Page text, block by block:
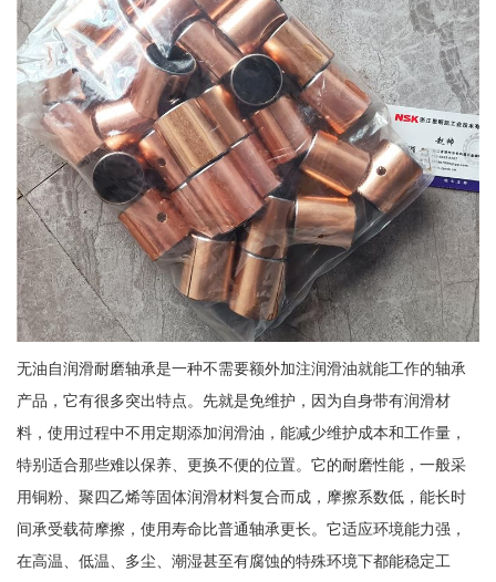
无油自润滑耐磨轴承是一种不需要额外加注润滑油就能工作的轴承
产品，它有很多突出特点。先就是免维护，因为自身带有润滑材
料，使用过程中不用定期添加润滑油，能减少维护成本和工作量，
特别适合那些难以保养、更换不便的位置。它的耐磨性能，一般采
用铜粉、聚四乙烯等固体润滑材料复合而成，摩擦系数低，能长时
间承受载荷摩擦，使用寿命比普通轴承更长。它适应环境能力强，
在高温、低温、多尘、潮湿甚至有腐蚀的特殊环境下都能稳定工